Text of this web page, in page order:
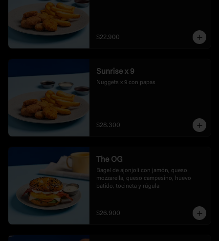
$22.900
Sunrise x 9
Nuggets x 9 con papas
$28.300
The OG
Bagel de ajonjolí con jamón, queso
mozzarella, queso campesino, huevo
batido, tocineta y rúgula
$26.900